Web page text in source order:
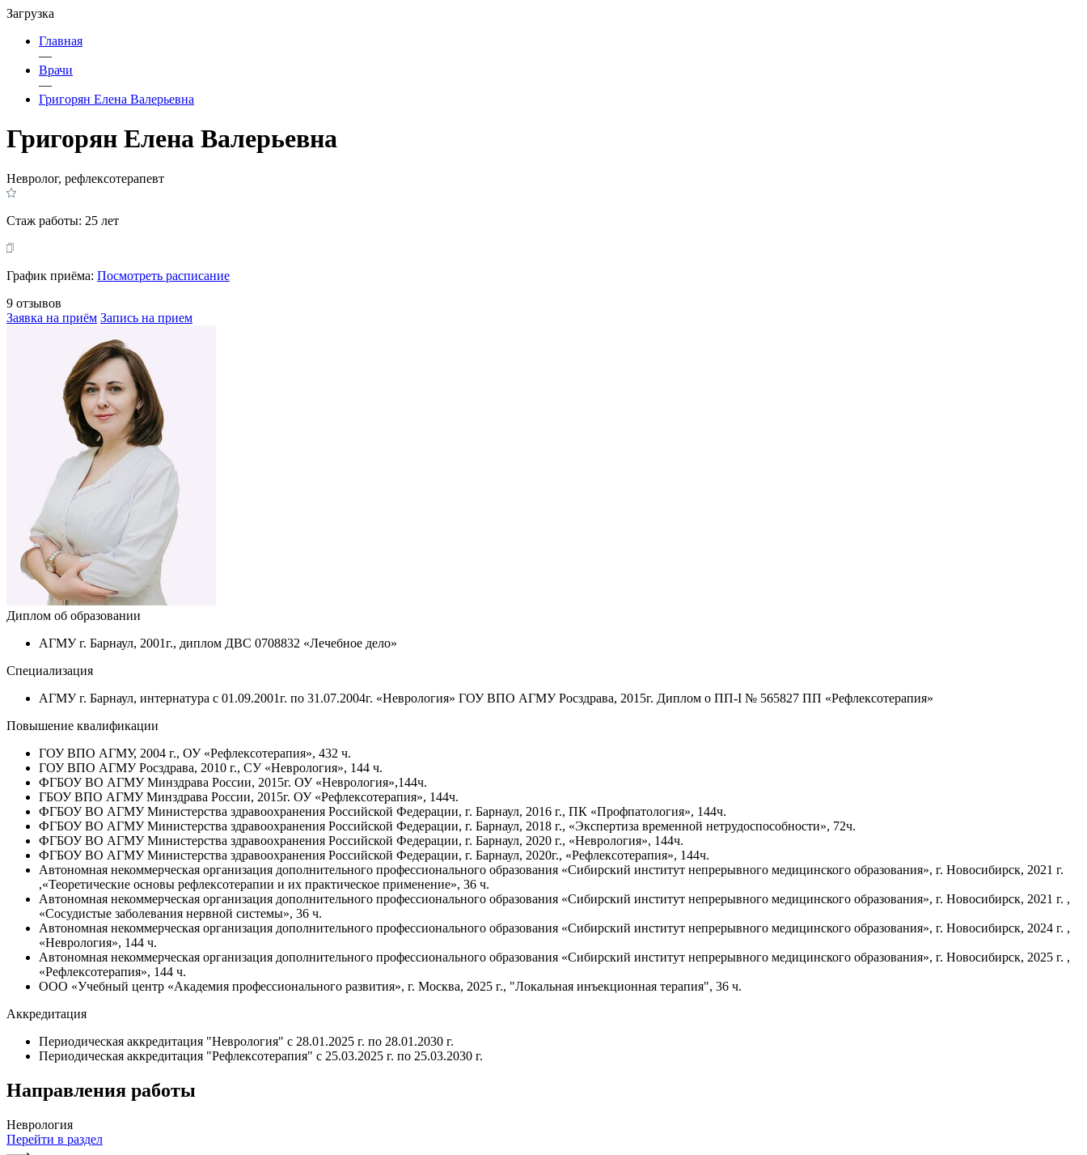
Загрузка
Главная
—
Врачи
—
Григорян Елена Валерьевна
Григорян Елена Валерьевна
Невролог, рефлексотерапевт
Стаж работы: 25 лет
График приёма: Посмотреть расписание
9 отзывов
Заявка на приём Запись на прием
Диплом об образовании
АГМУ г. Барнаул, 2001г., диплом ДВС 0708832 «Лечебное дело»
Специализация
АГМУ г. Барнаул, интернатура с 01.09.2001г. по 31.07.2004г. «Неврология» ГОУ ВПО АГМУ Росздрава, 2015г. Диплом о ПП-I № 565827 ПП «Рефлексотерапия»
Повышение квалификации
ГОУ ВПО АГМУ, 2004 г., ОУ «Рефлексотерапия», 432 ч.
ГОУ ВПО АГМУ Росздрава, 2010 г., СУ «Неврология», 144 ч.
ФГБОУ ВО АГМУ Минздрава России, 2015г. ОУ «Неврология»,144ч.
ГБОУ ВПО АГМУ Минздрава России, 2015г. ОУ «Рефлексотерапия», 144ч.
ФГБОУ ВО АГМУ Министерства здравоохранения Российской Федерации, г. Барнаул, 2016 г., ПК «Профпатология», 144ч.
ФГБОУ ВО АГМУ Министерства здравоохранения Российской Федерации, г. Барнаул, 2018 г., «Экспертиза временной нетрудоспособности», 72ч.
ФГБОУ ВО АГМУ Министерства здравоохранения Российской Федерации, г. Барнаул, 2020 г., «Неврология», 144ч.
ФГБОУ ВО АГМУ Министерства здравоохранения Российской Федерации, г. Барнаул, 2020г., «Рефлексотерапия», 144ч.
Автономная некоммерческая организация дополнительного профессионального образования «Сибирский институт непрерывного медицинского образования», г. Новосибирск, 2021 г.
,«Теоретические основы рефлексотерапии и их практическое применение», 36 ч.
Автономная некоммерческая организация дополнительного профессионального образования «Сибирский институт непрерывного медицинского образования», г. Новосибирск, 2021 г. ,
«Сосудистые заболевания нервной системы», 36 ч.
Автономная некоммерческая организация дополнительного профессионального образования «Сибирский институт непрерывного медицинского образования», г. Новосибирск, 2024 г. ,
«Неврология», 144 ч.
Автономная некоммерческая организация дополнительного профессионального образования «Сибирский институт непрерывного медицинского образования», г. Новосибирск, 2025 г. ,
«Рефлексотерапия», 144 ч.
ООО «Учебный центр «Академия профессионального развития», г. Москва, 2025 г., "Локальная инъекционная терапия", 36 ч.
Аккредитация
Периодическая аккредитация "Неврология" с 28.01.2025 г. по 28.01.2030 г.
Периодическая аккредитация "Рефлексотерапия" с 25.03.2025 г. по 25.03.2030 г.
Направления работы
Неврология
Перейти в раздел